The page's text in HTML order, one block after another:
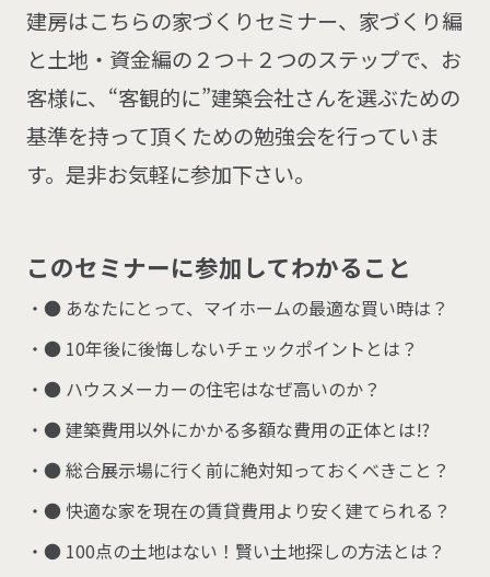
建房はこちらの家づくりセミナー、家づくり編
と土地・資金編の２つ＋２つのステップで、お
客様に、“客観的に”建築会社さんを選ぶための
基準を持って頂くための勉強会を行っていま
す。是非お気軽に参加下さい。
このセミナーに参加 してわかるこ と
● あなたにとって、マイホームの最適な買い時は？
● 10年後に後悔しないチェックポイントとは？
● ハウスメーカーの住宅はなぜ高いのか？
● 建築費用以外にかかる多額な費用の正体とは!?
● 総合展示場に行く前に絶対知っておくべきこと？
● 快適な家を現在の賃貸費用より安く建てられる？
● 100点の土地はない！賢い土地探しの方法とは？